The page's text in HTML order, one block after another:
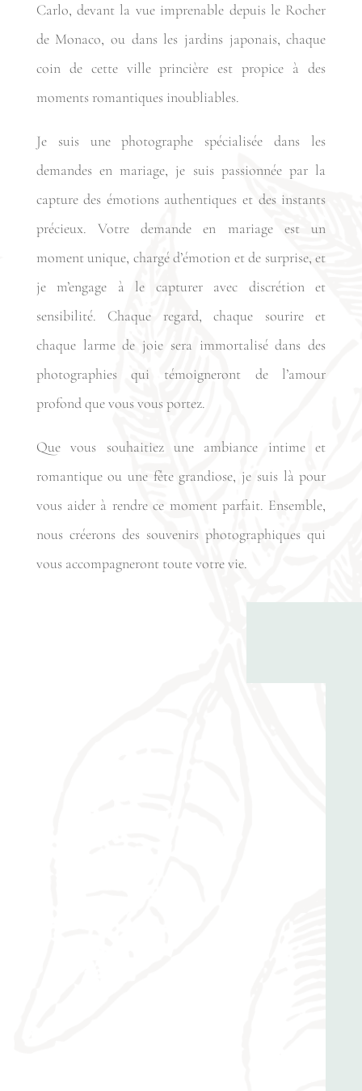
Carlo, devant la vue imprenable depuis le Rocher
de Monaco, ou dans les jardins japonais, chaque
coin de cette ville princière est propice à des
moments romantiques inoubliables.
Je suis une photographe spécialisée dans les
demandes en mariage, je suis passionnée par la
capture des émotions authentiques et des instants
précieux. Votre demande en mariage est un
moment unique, chargé d’émotion et de surprise, et
je m’engage à le capturer avec discrétion et
sensibilité. Chaque regard, chaque sourire et
chaque larme de joie sera immortalisé dans des
photographies qui témoigneront de l’amour
profond que vous vous portez.
Que vous souhaitiez une ambiance intime et
romantique ou une fête grandiose, je suis là pour
vous aider à rendre ce moment parfait. Ensemble,
nous créerons des souvenirs photographiques qui
vous accompagneront toute votre vie.